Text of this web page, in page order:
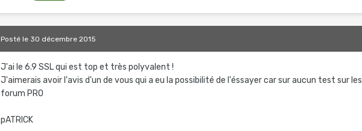
Postéle 30 décembre 2015
J'ai le 6.9 SSL qui est top et très polyvalent !
J'aimerais avoir l'avis d'un de vous qui a eu la possibilité de l'éssayer car sur aucun test sur les
forum PRO
pATRICK